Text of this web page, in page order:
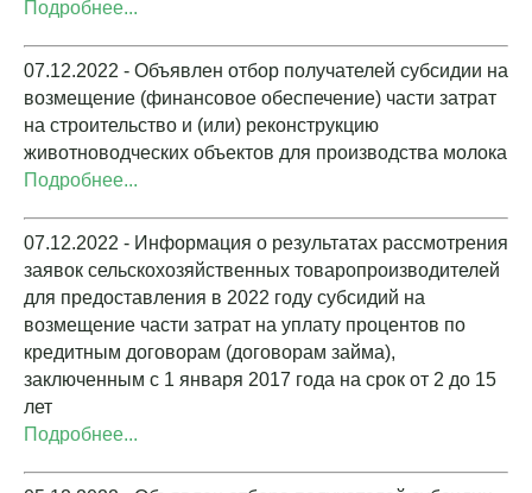
Подробнее...
07.12.2022 - Объявлен отбор получателей субсидии на
возмещение (финансовое обеспечение) части затрат
на строительство и (или) реконструкцию
животноводческих объектов для производства молока
Подробнее...
07.12.2022 - Информация о результатах рассмотрения
заявок сельскохозяйственных товаропроизводителей
для предоставления в 2022 году субсидий на
возмещение части затрат на уплату процентов по
кредитным договорам (договорам займа),
заключенным с 1 января 2017 года на срок от 2 до 15
лет
Подробнее...